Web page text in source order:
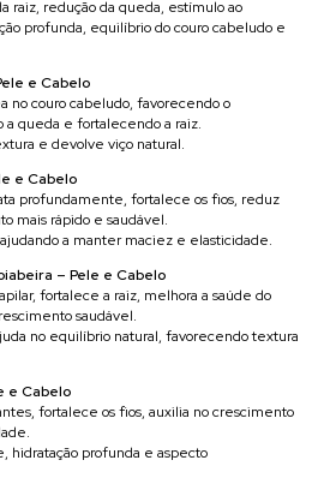
raiz, redução da queda, estímulo ao
profunda, equilíbrio do couro cabeludo e
e Cabelo
no couro cabeludo, favorecendo o
queda e fortalecendo a raiz.
e devolve viço natural.
e Cabelo
profundamente, fortalece os fios, reduz
mais rápido e saudável.
a manter maciez e elasticidade.
– Pele e Cabelo
fortalece a raiz, melhora a saúde do
saudável.
no equilíbrio natural, favorecendo textura
e Cabelo
fortalece os fios, auxilia no crescimento
hidratação profunda e aspecto